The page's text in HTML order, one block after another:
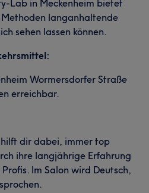
Lab in Meckenheim bietet
langanhaltende
sehen lassen können.
Wormersdorfer Straße
erreichbar.
dir dabei, immer top
ihre langjährige Erfahrung
Im Salon wird Deutsch,